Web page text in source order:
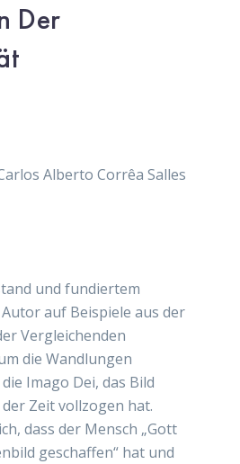
Der
Alberto Corrêa Salles
und fundiertem
auf Beispiele aus der
Vergleichenden
die Wandlungen
Imago Dei, das Bild
Zeit vollzogen hat.
dass der Mensch „Gott
geschaffen“ hat und